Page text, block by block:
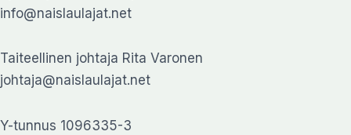
info@naislaulajat.net
Taiteellinen johtaja Rita Varonen
johtaja@naislaulajat.net
Y-tunnus 1096335-3